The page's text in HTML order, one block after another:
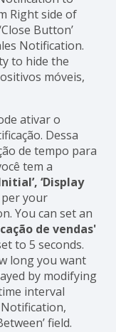
Right side of
Button’
Notification.
to hide the
móveis,
ativar o
Dessa
de tempo para
tem a
‘Display
your
You can set an
de vendas'
to 5 seconds.
long you want
by modifying
interval
field.